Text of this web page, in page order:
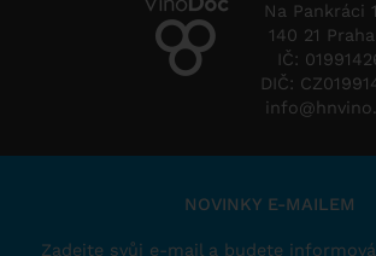
Na Pankráci
140 21
IČ:
DIČ:
NOVINKY E-MAILEM
Zadejte svůj e-mail a budete